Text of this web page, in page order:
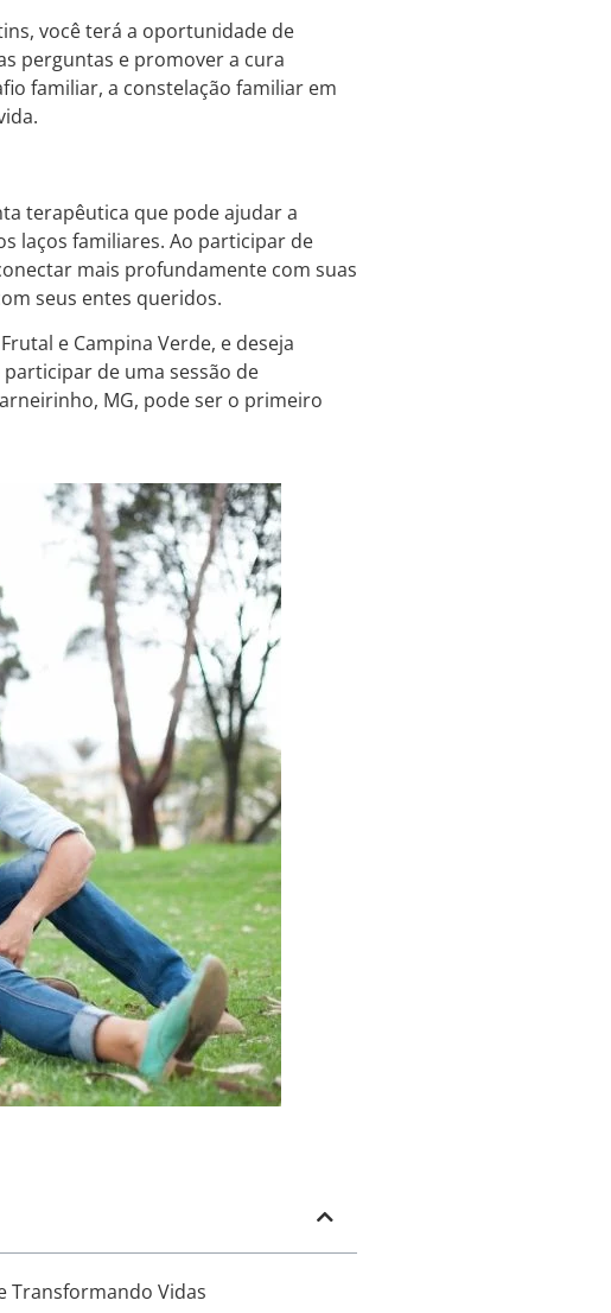
você terá a oportunidade de
perguntas e promover a cura
familiar, a constelação familiar em
terapêutica que pode ajudar a
laços familiares. Ao participar de
mais profundamente com suas
seus entes queridos.
e Campina Verde, e deseja
de uma sessão de
MG, pode ser o primeiro
Transformando Vidas